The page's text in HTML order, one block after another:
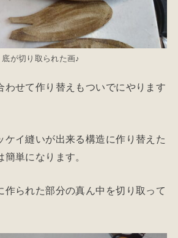
底が切り取られた画♪
わせて作り替えもついでにやります
ケイ縫いが出来る構造に作り替えた
単になります。
作られた部分の真ん中を切り取って